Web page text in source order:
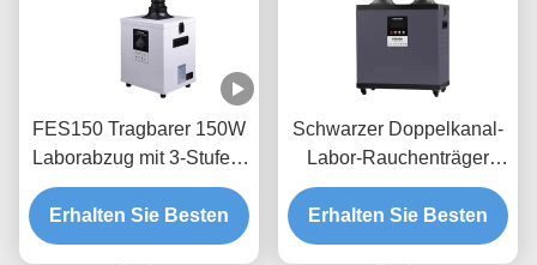
FES150 Tragbarer 150W
Laborabzug mit 3-Stufen-
Filter für Chemie- und
Biologielabore
Erhalten Sie Besten
Schwarzer Doppelkanal-
Labor-Rauchenträger
FED200 Industrielabor-
Rauchenträger
Erhalten Sie Besten